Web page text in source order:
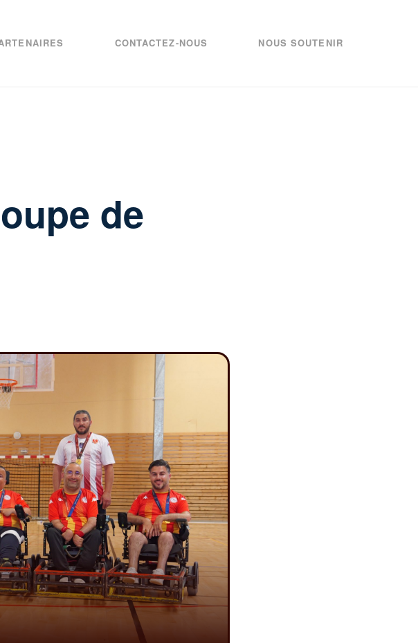
CONTACTEZ-NOUS NOUS SOUTENIR
de